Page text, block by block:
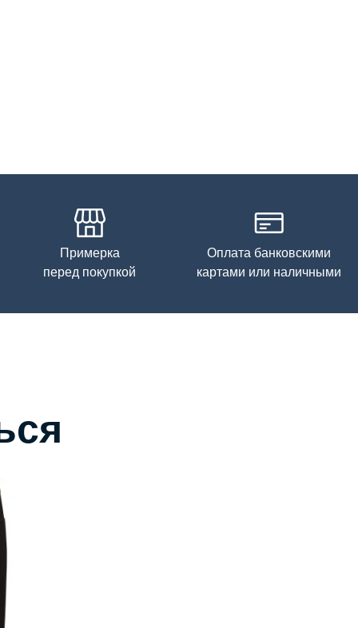
Примерка
перед покупкой
Оплата банковскими
картами или наличными